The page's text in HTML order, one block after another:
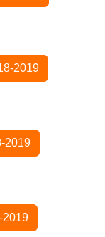
2019
2019
2019